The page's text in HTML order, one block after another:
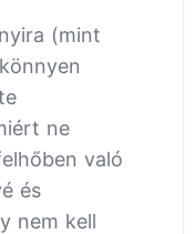
(mint
ne
való
és
nem kell